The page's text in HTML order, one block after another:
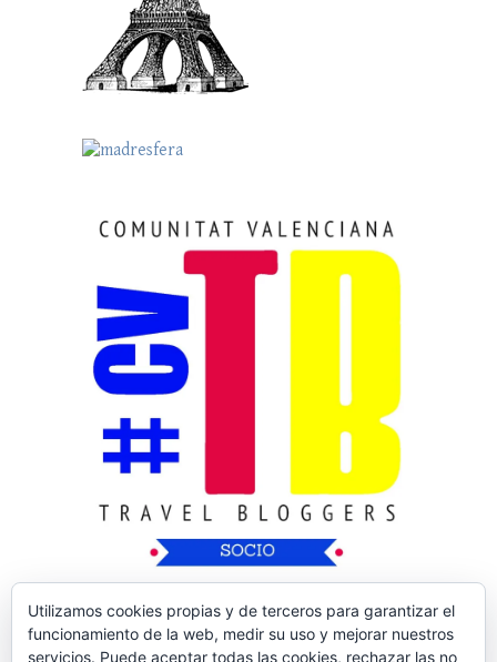
Utilizamos cookies propias y de terceros para garantizar el
funcionamiento de la web, medir su uso y mejorar nuestros
servicios. Puede aceptar todas las cookies, rechazar las no